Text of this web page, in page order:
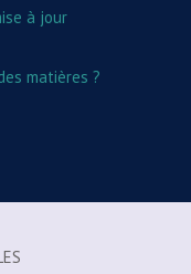
à jour
matières ?